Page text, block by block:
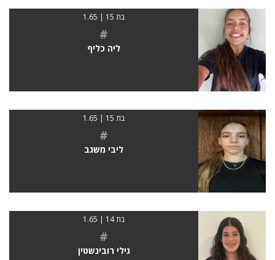
בת 15 | 1.65
#
ליה כליף
בת 15 | 1.65
#
ליבי משגב
בת 14 | 1.65
#
גילי רובינשטין